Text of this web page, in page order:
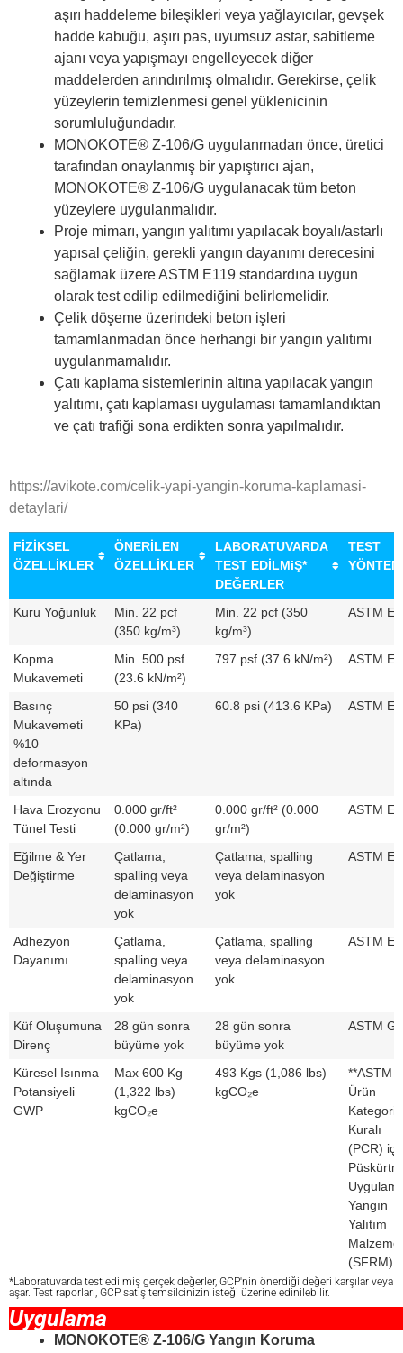
aşırı haddeleme bileşikleri veya yağlayıcılar, gevşek
hadde kabuğu, aşırı pas, uyumsuz astar, sabitleme
ajanı veya yapışmayı engelleyecek diğer
maddelerden arındırılmış olmalıdır. Gerekirse, çelik
yüzeylerin temizlenmesi genel yüklenicinin
sorumluluğundadır.
MONOKOTE® Z-106/G uygulanmadan önce, üretici
tarafından onaylanmış bir yapıştırıcı ajan,
MONOKOTE® Z-106/G uygulanacak tüm beton
yüzeylere uygulanmalıdır.
Proje mimarı, yangın yalıtımı yapılacak boyalı/astarlı
yapısal çeliğin, gerekli yangın dayanımı derecesini
sağlamak üzere ASTM E119 standardına uygun
olarak test edilip edilmediğini belirlemelidir.
Çelik döşeme üzerindeki beton işleri
tamamlanmadan önce herhangi bir yangın yalıtımı
uygulanmamalıdır.
Çatı kaplama sistemlerinin altına yapılacak yangın
yalıtımı, çatı kaplaması uygulaması tamamlandıktan
ve çatı trafiği sona erdikten sonra yapılmalıdır.
https://avikote.com/celik-yapi-yangin-koruma-kaplamasi-
detaylari/
FİZİKSEL
ÖZELLİKLER
ÖNERİLEN
ÖZELLİKLER
LABORATUVARDA
TEST EDİLMiŞ*
DEĞERLER
TEST
Kuru Yoğunluk
Min. 22 pcf
(350 kg/m³)
Min. 22 pcf (350
kg/m³)
ASTM
Kopma
Mukavemeti
Min. 500 psf
(23.6 kN/m²)
797 psf (37.6 kN/m²) ASTM
Basınç
Mukavemeti
%10
deformasyon
altında
50 psi (340
KPa)
60.8 psi (413.6 KPa) ASTM
Hava Erozyonu
Tünel Testi
0.000 gr/ft²
(0.000 gr/m²)
0.000 gr/ft² (0.000
gr/m²)
ASTM
Eğilme & Yer
Değiştirme
Çatlama,
spalling veya
delaminasyon
yok
Çatlama, spalling
veya delaminasyon
yok
ASTM
Adhezyon
Dayanımı
Çatlama,
spalling veya
delaminasyon
yok
Çatlama, spalling
veya delaminasyon
yok
ASTM
Küf Oluşumuna
Direnç
28 gün sonra
büyüme yok
28 gün sonra
büyüme yok
ASTM
Küresel Isınma
Potansiyeli
GWP
Max 600 Kg
(1,322 lbs)
kgCO₂e
493 Kgs (1,086 lbs)
kgCO₂e
**ASTM
Ürün
Kategori
Kuralı
(PCR)
Yangın
Yalıtım
(SFRM)
*Laboratuvarda test edilmiş gerçek değerler, GCP'nin önerdiği değeri karşılar veya
aşar. Test raporları, GCP satış temsilcinizin isteği üzerine edinilebilir.
Uygulama
MONOKOTE® Z-106/G Yangın Koruma